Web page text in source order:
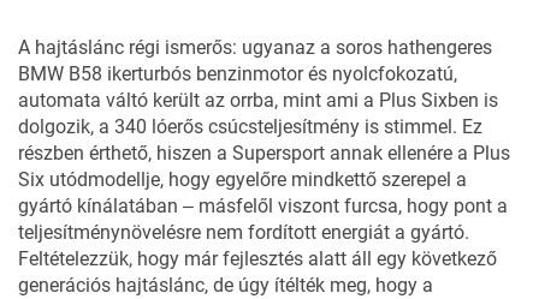
A hajtáslánc régi ismerős: ugyanaz a soros hathengeres
BMW B58 ikerturbós benzinmotor és nyolcfokozatú,
automata váltó került az orrba, mint ami a Plus Sixben is
dolgozik, a 340 lóerős csúcsteljesítmény is stimmel. Ez
részben érthető, hiszen a Supersport annak ellenére a Plus
Six utódmodellje, hogy egyelőre mindkettő szerepel a
gyártó kínálatában ‒ másfelől viszont furcsa, hogy pont a
teljesítménynövelésre nem fordított energiát a gyártó.
Feltételezzük, hogy már fejlesztés alatt áll egy következő
generációs hajtáslánc, de úgy ítélték meg, hogy a